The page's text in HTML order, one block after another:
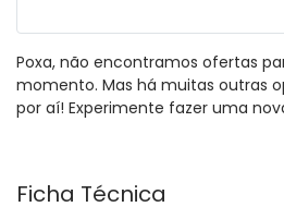
Poxa, não encontramos ofertas
momento. Mas há muitas outras
por aí! Experimente fazer uma
Ficha Técnica